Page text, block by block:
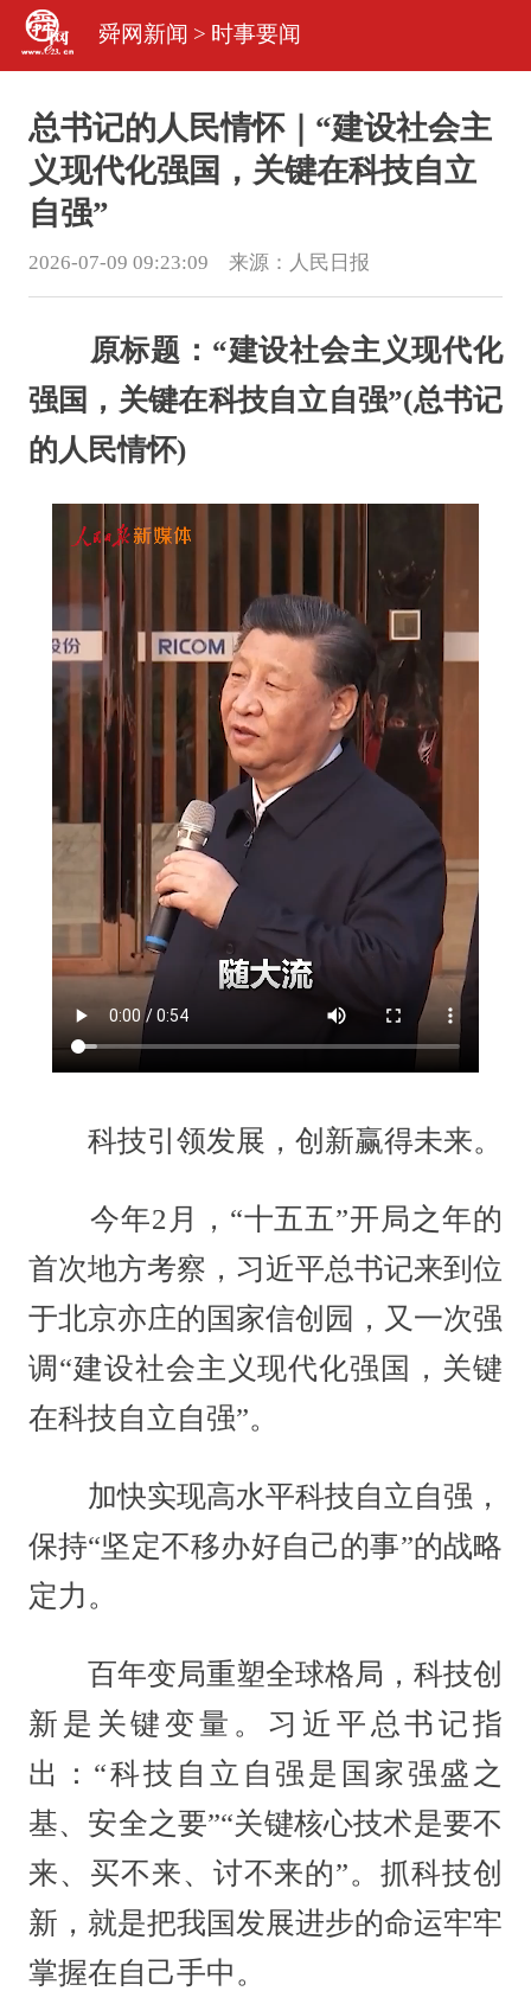
舜网新闻 > 时事要闻
总书记的人民情怀｜“建设社会主
义现代化强国，关键在科技自立
自强”
2026-07-09 09:23:09 来源： 人民日报
原标题：“建设社会主义现代化
强国，关键在科技自立自强”(总书记
的人民情怀)
科技引领发展，创新赢得未来。
今年2月，“十五五”开局之年的
首次地方考察，习近平总书记来到位
于北京亦庄的国家信创园，又一次强
调“建设社会主义现代化强国，关键
在科技自立自强”。
加快实现高水平科技自立自强，
保持“坚定不移办好自己的事”的战略
定力。
百年变局重塑全球格局，科技创
新是关键变量。习近平总书记指
出：“科技自立自强是国家强盛之
基、安全之要”“关键核心技术是要不
来、买不来、讨不来的”。抓科技创
新，就是把我国发展进步的命运牢牢
掌握在自己手中。